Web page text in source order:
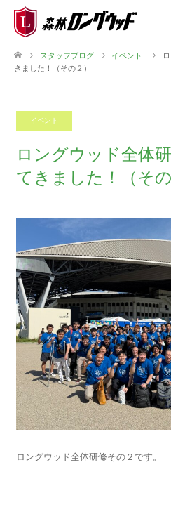
スタッフブログ イベント
きました！（その２）
イベント
ロングウッド全体
てきました！（その
ロングウッド全体研修その２です。